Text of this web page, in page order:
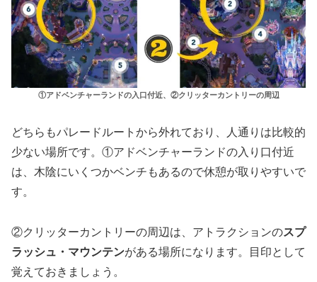
①アドベンチャーランドの入口付近、②クリッターカントリーの周辺
どちらもパレードルートから外れており、人通りは比較的
少ない場所です。①アドベンチャーランドの入り口付近
は、木陰にいくつかベンチもあるので休憩が取りやすいで
す。
②クリッターカントリーの周辺は、アトラクションのスプ
ラッシュ・マウンテンがある場所になります。目印として
覚えておきましょう。